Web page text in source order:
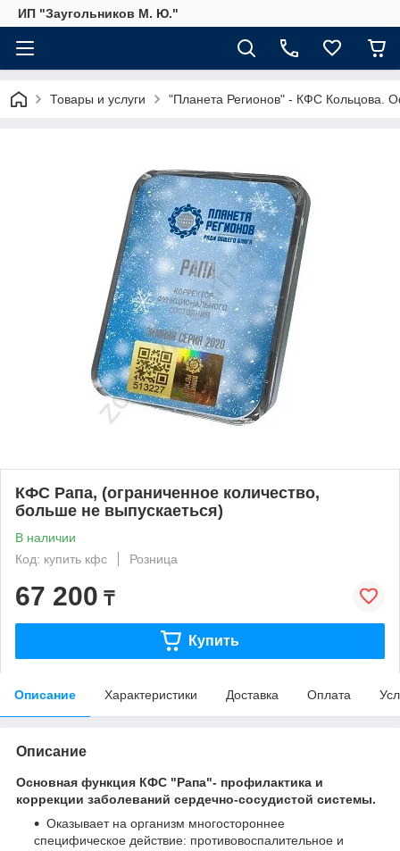
ИП "Заугольников М. Ю."
Товары и услуги "Планета Регионов" - КФС Кольцова.
КФС Рапа, (ограниченное количество,
больше не выпускаеться)
В наличии
Код: купить кфс
Розница
67 200 ₸
Купить
Описание Характеристики Доставка Оплата
Описание
Основная функция КФС "Рапа"- профилактика и
коррекции заболе­ваний сер­дечно-сосудистой системы.
Оказывает на организм многостороннее
специфическое действие: противовоспалительное и